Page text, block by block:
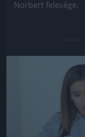
Norbert felesége.